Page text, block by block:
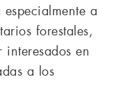
a
forestales,
interesados en
a los